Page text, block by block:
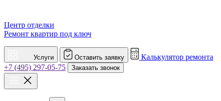
Центр отделки
Ремонт квартир под ключ
Услуги Оставить заявку
Калькулятор ремонта
+7 (495) 297-05-75
Заказать звонок